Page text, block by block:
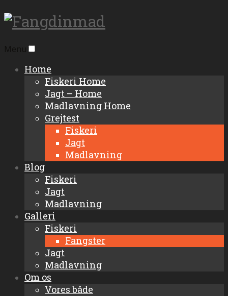
Home
Fiskeri Home
Jagt – Home
Madlavning Home
Grejtest
Fiskeri
Jagt
Madlavning
Blog
Fiskeri
Jagt
Madlavning
Galleri
Fiskeri
Fangster
Jagt
Madlavning
Om os
Vores både